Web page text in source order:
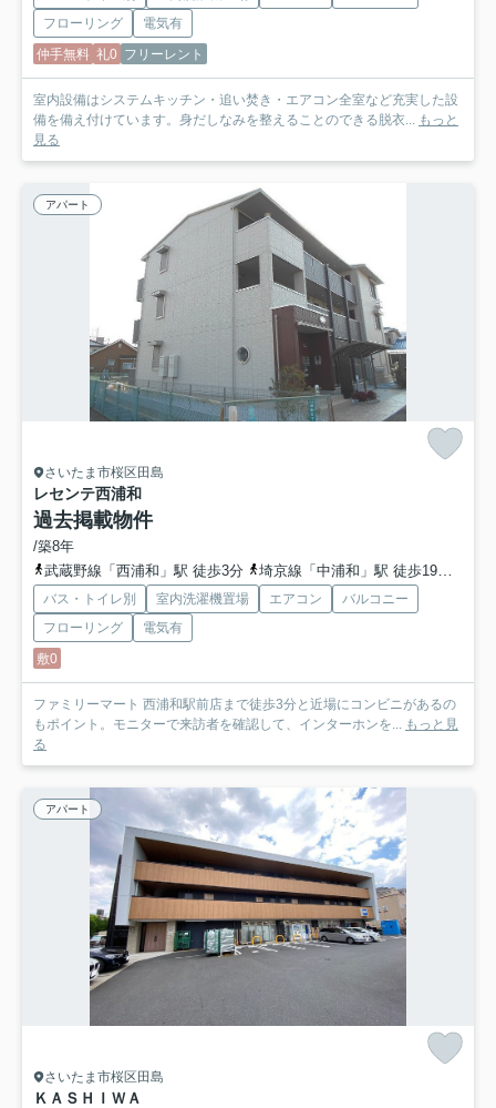
フローリング
電気有
仲手無料 礼0 フリーレント
室内設備はシステムキッチン・追い焚き・エアコン全室など充実した設
備を備え付けています。身だしなみを整えることのできる脱衣...
もっと
見る
アパート
さいたま市桜区田島
レセンテ西浦和
過去掲載物件
/築8年
武蔵野線「西浦和」駅 徒歩3分
埼京線「中浦和」駅 徒歩19分
バス・トイレ別 室内洗濯機置場 エアコン
バルコニー
フローリング
電気有
敷0
ファミリーマート 西浦和駅前店まで徒歩3分と近場にコンビニがあるの
もポイント。モニターで来訪者を確認して、インターホンを...
もっと見
る
アパート
さいたま市桜区田島
ＫＡＳＨＩＷＡ